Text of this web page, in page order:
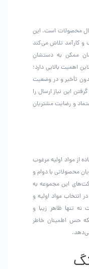
محصولات است. این
و کارآمد تلاش می‌کند
ممکن به دستشان
اهمیت بالایی دارد؛
تأخیر و در وضعیت
این نیاز ارسال را
و رضایت مشتریان
از مواد اولیه مرغوب
محصولاتی با دوام و
این مجموعه به
انتخاب مواد اولیه و
تنها ظاهر زیبا و
حس اطمینان خاطر